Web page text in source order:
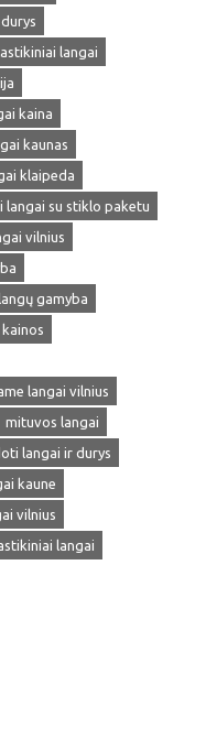
langai
kaina
kaunas
klaipeda
langai su stiklo paketu
vilnius
gamyba
langai vilnius
mituvos langai
langai ir durys
kaune
vilnius
langai